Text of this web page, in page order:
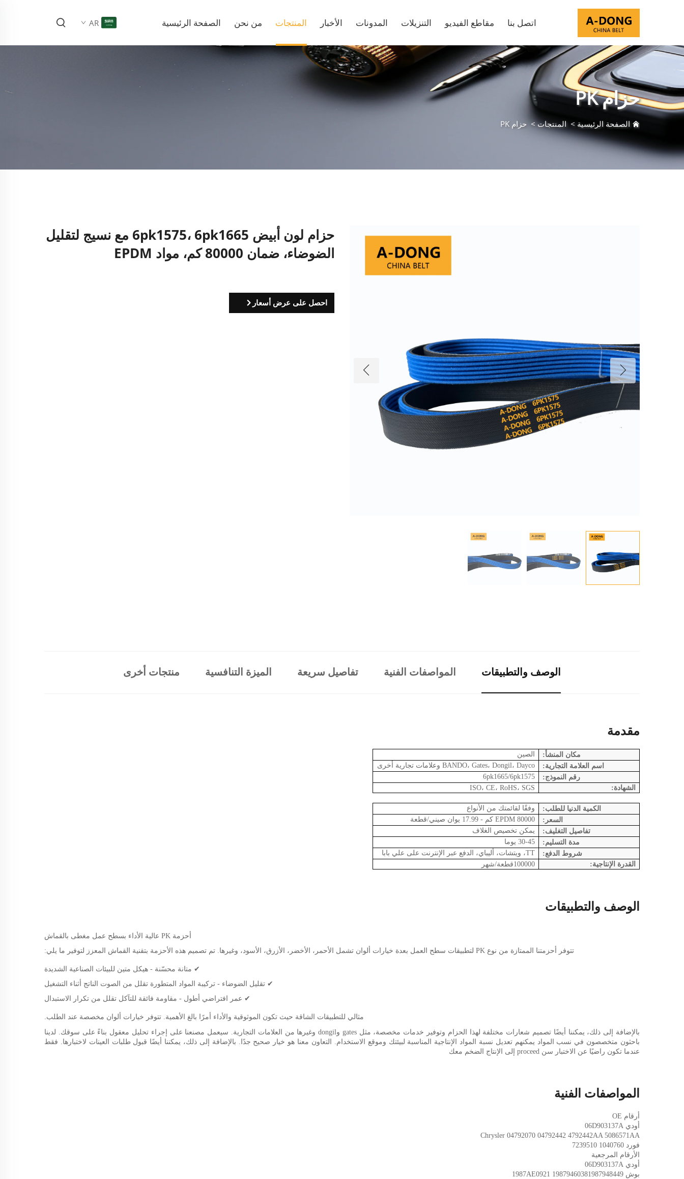
الصفحة الرئيسية من نحن المنتجات الأخبار المدونات التنزيلات مقاطع الفيديو اتصل بنا AR
حزام PK
الصفحة الرئيسية >المنتجات> حزام PK
حزام لون أبيض 6pk1575، 6pk1665 مع نسيج لتقليل
الضوضاء، ضمان 80000 كم، مواد EPDM
احصل على عرض أسعار
الوصف والتطبيقات المواصفات الفنية تفاصيل سريعة الميزة التنافسية منتجات أخرى
مقدمة
مكان المنشأ:
الصين
اسم العلامة التجارية:
BANDO، Gates، Dongil، Dayco وعلامات تجارية أخرى
رقم النموذج:
6pk1665/6pk1575
الشهادة:
ISO، CE، RoHS، SGS
الكمية الدنيا للطلب:
وفقًا لقائمتك من الأنواع
السعر:
EPDM 80000 كم - 17.99 يوان صيني/قطعة
تفاصيل التغليف:
يمكن تخصيص الغلاف
مدة التسليم:
30-45 يوما
شروط الدفع:
TT، ويتشات، أليباي، الدفع عبر الإنترنت على علي بابا
القدرة الإنتاجية:
100000قطعة/شهر
الوصف والتطبيقات
أحزمة PK عالية الأداء بسطح عمل مغطى بالقماش
تتوفر أحزمتنا الممتازة من نوع PK لتطبيقات سطح العمل بعدة خيارات ألوان تشمل الأحمر، الأخضر، الأزرق، الأسود، وغيرها. تم تصميم هذه الأحزمة بتقنية القماش المعزز لتوفير ما يلي:
✔ متانة محسّنة - هيكل متين للبيئات الصناعية الشديدة
✔ تقليل الضوضاء - تركيبة المواد المتطورة تقلل من الصوت الناتج أثناء التشغيل
✔ عمر افتراضي أطول - مقاومة فائقة للتآكل تقلل من تكرار الاستبدال
مثالي للتطبيقات الشاقة حيث تكون الموثوقية والأداء أمرًا بالغ الأهمية. تتوفر خيارات ألوان مخصصة عند الطلب.
بالإضافة إلى ذلك، يمكننا أيضًا تصميم شعارات مختلفة لهذا الحزام وتوفير خدمات مخصصة، مثل gates وdongil وغيرها من العلامات التجارية. سيعمل مصنعنا على إجراء تحليل معقول بناءً على سوقك. لدينا
باحثون متخصصون في نسب المواد يمكنهم تعديل نسبة المواد الإنتاجية المناسبة لبيئتك وموقع الاستخدام. التعاون معنا هو خيار صحيح جدًا. بالإضافة إلى ذلك، يمكننا أيضًا قبول طلبات العينات لاختبارها. فقط
عندما تكون راضيًا عن الاختبار سن proceed إلى الإنتاج الضخم معك
المواصفات الفنية
أرقام OE
أودي 06D903137A
Chrysler 04792070 04792442 4792442AA 5086571AA
فورد 1040760
7239510
الأرقام المرجعية
أودي 06D903137A
بوش
19879460381987948449 1987AE0921